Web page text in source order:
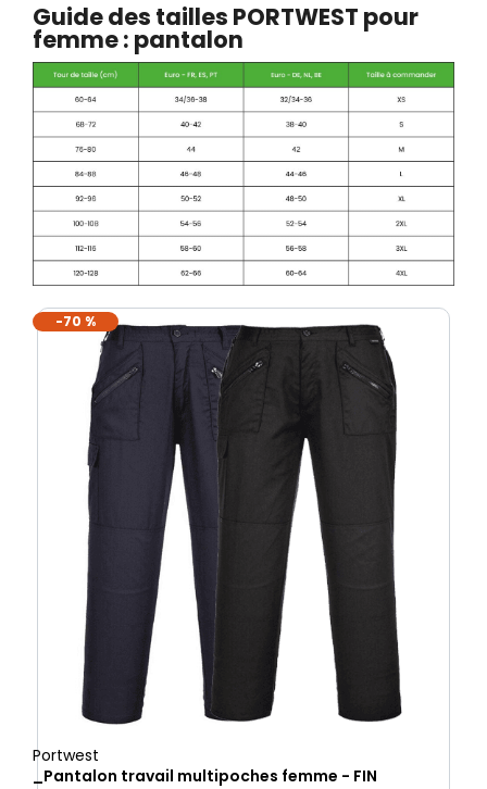
Guide des tailles PORTWEST pour
femme : pantalon
-70 %
Portwest
_Pantalon travail multipoches femme - FIN